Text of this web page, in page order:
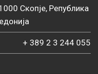
Скопје, Република
+ 389 2 3 244 055